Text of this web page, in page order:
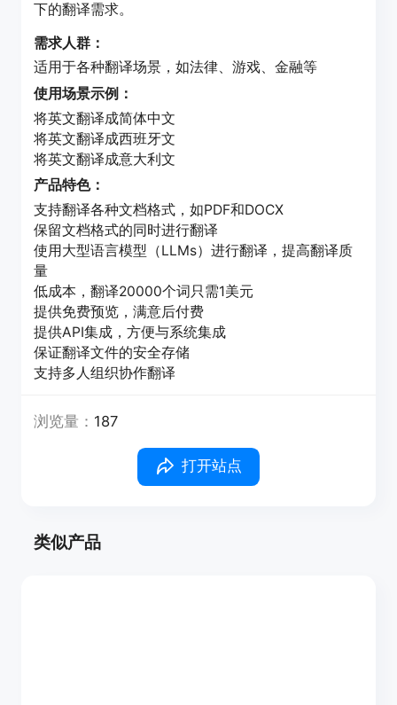
下的翻译需求。
需求人群：
适用于各种翻译场景，如法律、游戏、金融等
使用场景示例：
将英文翻译成简体中文
将英文翻译成西班牙文
将英文翻译成意大利文
产品特色：
支持翻译各种文档格式，如PDF和DOCX
保留文档格式的同时进行翻译
使用大型语言模型（LLMs）进行翻译，提高翻译质
量
低成本，翻译20000个词只需1美元
提供免费预览，满意后付费
提供API集成，方便与系统集成
保证翻译文件的安全存储
支持多人组织协作翻译
浏览量： 187
打开站点
类似产品